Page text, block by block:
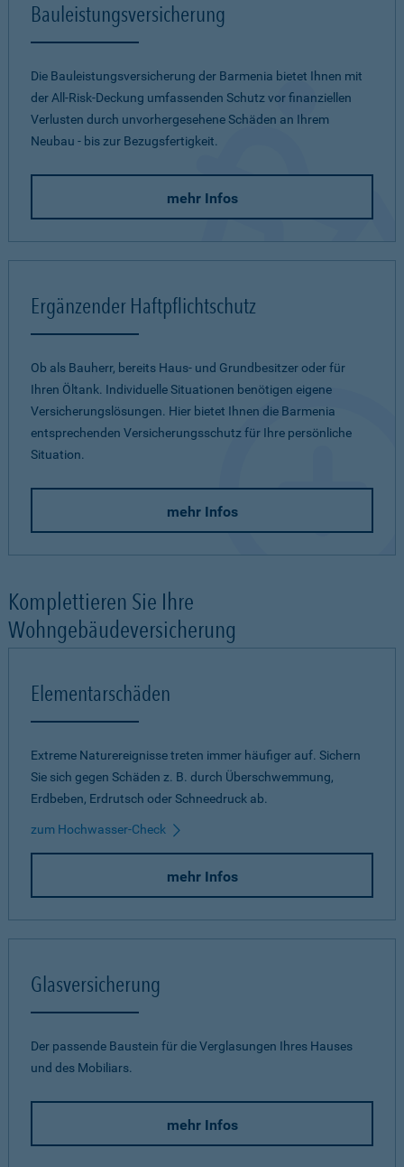
Bauleistungsversicherung
Die Bauleistungsversicherung der Barmenia bietet Ihnen mit
der All-Risk-Deckung umfassenden Schutz vor finanziellen
Verlusten durch unvorhergesehene Schäden an Ihrem
Neubau - bis zur Bezugsfertigkeit.
mehr Infos
Ergänzender Haftpflichtschutz
Ob als Bauherr, bereits Haus- und Grundbesitzer oder für
Ihren Öltank. Individuelle Situationen benötigen eigene
Versicherungslösungen. Hier bietet Ihnen die Barmenia
entsprechenden Versicherungsschutz für Ihre persönliche
Situation.
mehr Infos
Komplettieren Sie Ihre
Wohngebäudeversicherung
Elementarschäden
Extreme Naturereignisse treten immer häufiger auf. Sichern
Sie sich gegen Schäden z. B. durch Überschwemmung,
Erdbeben, Erdrutsch oder Schneedruck ab.
zum Hochwasser-Check
mehr Infos
Glasversicherung
Der passende Baustein für die Verglasungen Ihres Hauses
und des Mobiliars.
mehr Infos